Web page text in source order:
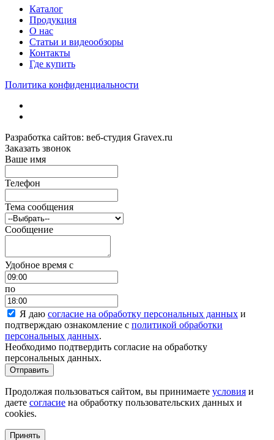
Каталог
Продукция
О нас
Статьи и видеообзоры
Контакты
Где купить
Политика конфиденциальности
Разработка сайтов: веб-студия Gravex.ru
Заказать звонок
Ваше имя
Телефон
Тема сообщения
Сообщение
Удобное время c
по
Я даю согласие на обработку персональных данных и
подтверждаю ознакомление с политикой обработки
персональных данных.
Необходимо подтвердить согласие на обработку
персональных данных.
Отправить
Продолжая пользоваться сайтом, вы принимаете условия и
даете согласие на обработку пользовательских данных и
cookies.
Принять